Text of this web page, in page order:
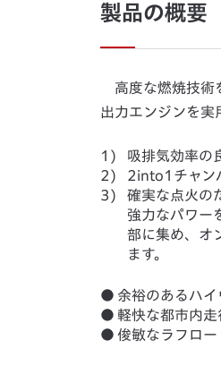
製品の概要
高度な燃焼技術
出力エンジンを実
1)
吸排気効率の
2)
2into1チャン
3)
確実な点火の
強力なパワー
部に集め、オ
ます。
● 余裕のあるハ
● 軽快な都市内走
● 俊敏なラフロー